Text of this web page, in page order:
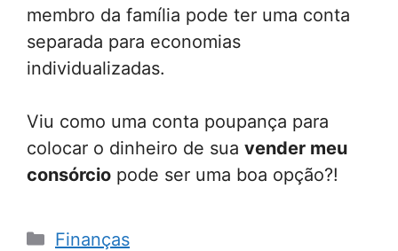
membro da família pode ter uma conta
separada para economias
individualizadas.
Viu como uma conta poupança para
colocar o dinheiro de sua vender meu
consórcio pode ser uma boa opção?!
Categorias
Finanças